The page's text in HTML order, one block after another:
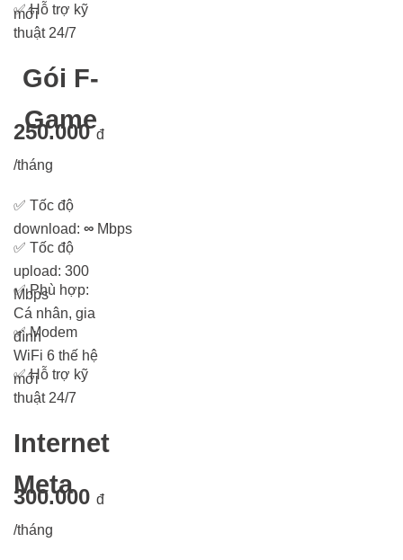
mới
✅Hỗ trợ kỹ
thuật 24/7
Gói F-
Game
250.000 đ
/tháng
✅ Tốc độ
download: ∞ Mbps
✅ Tốc độ
upload: 300
Mbps
✅Phù hợp:
Cá nhân, gia
đình
✅Modem
WiFi 6 thế hệ
mới
✅Hỗ trợ kỹ
thuật 24/7
Internet
Meta
300.000 đ
/tháng